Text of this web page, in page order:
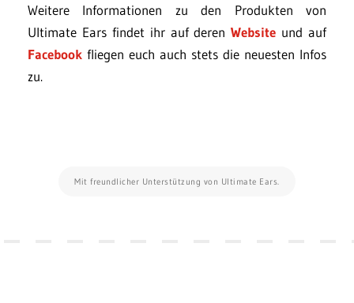
Weitere Informationen zu den Produkten von
Ultimate Ears findet ihr auf derenWebsite und auf
Facebook fliegen euch auch stets die neuesten Infos
zu.
Mit freundlicher Unterstützung von Ultimate Ears.